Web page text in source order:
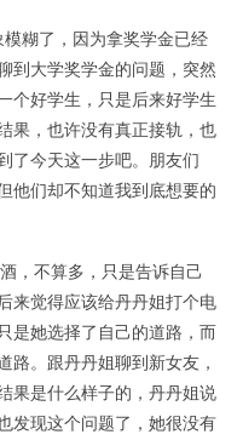
糊了，因为拿奖学金已经
到大学奖学金的问题，突然
个好学生，只是后来好学生
果，也许没有真正接轨，也
了今天这一步吧。朋友们
他们却不知道我到底想要的
，不算多，只是告诉自己
来觉得应该给丹丹姐打个电
是她选择了自己的道路，而
路。跟丹丹姐聊到新女友，
果是什么样子的，丹丹姐说
发现这个问题了，她很没有